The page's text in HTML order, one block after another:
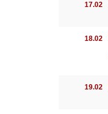
17.02
18.02
19.02